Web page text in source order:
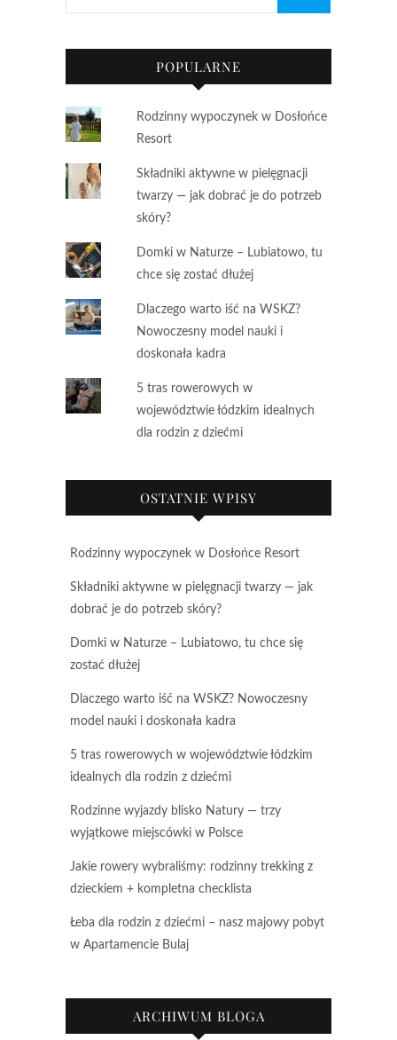
POPULARNE
Rodzinny wypoczynek w Dosłońce
Resort
Składniki aktywne w pielęgnacji
twarzy — jak dobrać je do potrzeb
skóry?
Domki w Naturze – Lubiatowo, tu
chce się zostać dłużej
Dlaczego warto iść na WSKZ?
Nowoczesny model nauki i
doskonała kadra
5 tras rowerowych w
województwie łódzkim idealnych
dla rodzin z dziećmi
OSTATNIE WPISY
Rodzinny wypoczynek w Dosłońce Resort
Składniki aktywne w pielęgnacji twarzy — jak
dobrać je do potrzeb skóry?
Domki w Naturze – Lubiatowo, tu chce się
zostać dłużej
Dlaczego warto iść na WSKZ? Nowoczesny
model nauki i doskonała kadra
5 tras rowerowych w województwie łódzkim
idealnych dla rodzin z dziećmi
Rodzinne wyjazdy blisko Natury — trzy
wyjątkowe miejscówki w Polsce
Jakie rowery wybraliśmy: rodzinny trekking z
dzieckiem + kompletna checklista
Łeba dla rodzin z dziećmi – nasz majowy pobyt
w Apartamencie Bulaj
ARCHIWUM BLOGA